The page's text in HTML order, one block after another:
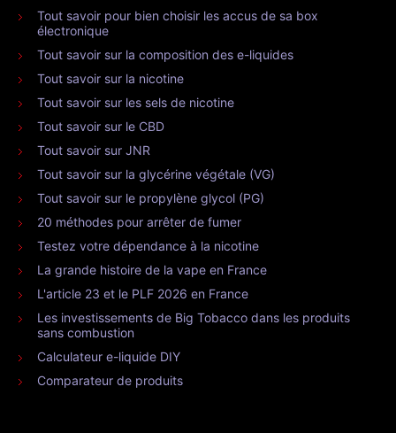
Tout savoir pour bien choisir les accus de sa box
électronique
Tout savoir sur la composition des e-liquides
Tout savoir sur la nicotine
Tout savoir sur les sels de nicotine
Tout savoir sur le CBD
Tout savoir sur JNR
Tout savoir sur la glycérine végétale (VG)
Tout savoir sur le propylène glycol (PG)
20 méthodes pour arrêter de fumer
Testez votre dépendance à la nicotine
La grande histoire de la vape en France
L'article 23 et le PLF 2026 en France
Les investissements de Big Tobacco dans les produits
sans combustion
Calculateur e-liquide DIY
Comparateur de produits